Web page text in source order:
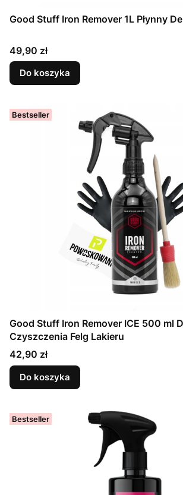
Good Stuff Iron Remover 1L Płynny
Cena
49,90 zł
Do koszyka
Bestseller
Good Stuff Iron Remover ICE 500 ml
Czyszczenia Felg Lakieru
Cena
42,90 zł
Do koszyka
Bestseller